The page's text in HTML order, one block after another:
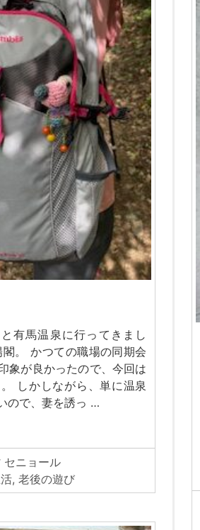
有馬温泉に行ってきまし
。 かつての職場の同期会
象が良かったので、今回は
しかしながら、単に温泉
ので、妻を誘っ …
セニョール
, 老後の遊び